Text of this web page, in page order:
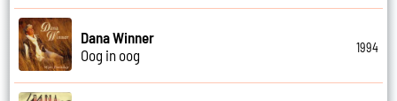
Dana Winner
Oog in oog
1994